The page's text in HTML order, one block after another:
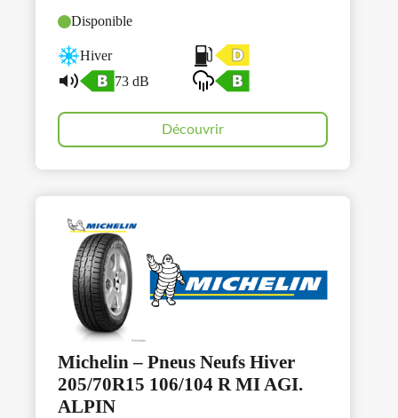
Disponible
Hiver
73 dB
Découvrir
Michelin – Pneus Neufs Hiver
205/70R15 106/104 R MI AGI.
ALPIN